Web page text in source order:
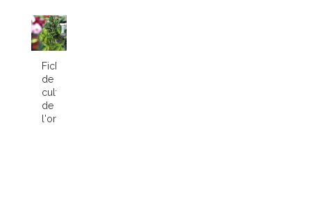
Fiche
de
culture
de
l'orchidée...